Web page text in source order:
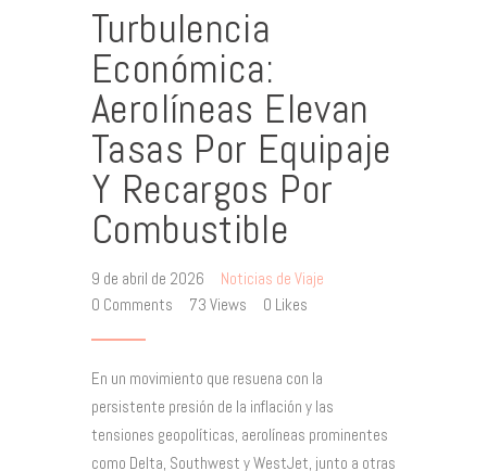
Turbulencia
Económica:
Aerolíneas Elevan
Tasas Por Equipaje
Y Recargos Por
Combustible
9 de abril de 2026
Noticias de Viaje
0 Comments 73 Views 0 Likes
En un movimiento que resuena con la
persistente presión de la inflación y las
tensiones geopolíticas, aerolíneas prominentes
como Delta, Southwest y WestJet, junto a otras